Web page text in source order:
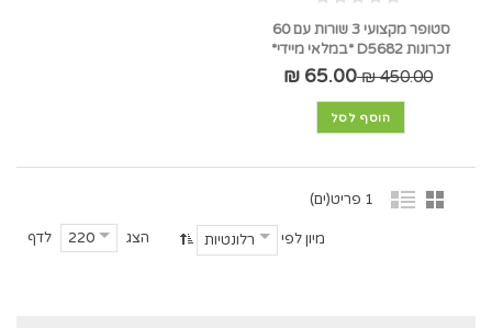
סטופר מקצועי 3 שורות עם 60
זכרונות D5682 *במלאי מיידי*
450.00 ₪
65.00 ₪
הוסף לסל
1 פריט(ים)
הצג 220 לדף מיון לפי רלונטיות